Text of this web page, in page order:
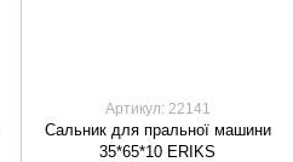
Артикул: 22141
Сальник для пральної машини
35*65*10 ERIKS